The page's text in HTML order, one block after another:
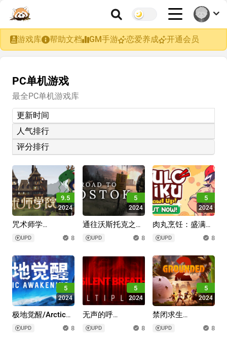
游戏库 帮助文档 GM手游 恋爱养成 开通会员
PC单机游戏
最全PC单机游戏库
更新时间
人气排行
评分排行
9.5
2024
咒术师学
院/Spellcaster
University
UPD 8
5
2024
通往沃斯托克之
路/Road to
Vostok
UPD 8
5
2024
肉丸烹饪：盛满快
乐/KuloNiku: Bowl
Up!
UPD 8
5
2024
极地觉醒/Arctic
Awakening
UPD 8
5
2024
无声的呼
吸/SILENT
BREATH
UPD 8
5
2024
禁闭求生
2/Grounded 2/支
持网络联机
UPD 8